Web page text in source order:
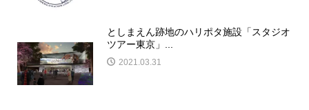
としまえん跡地のハリポタ施設「スタジオ
ツアー東京」...
2021.03.31